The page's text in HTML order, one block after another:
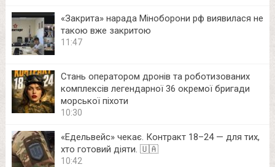
«Закрита» нарада Міноборони рф виявилася не
такою вже закритою
11:47
Стань оператором дронів та роботизованих
комплексів легендарної 36 окремої бригади
морської піхоти
10:30
«Едельвейс» чекає. Контракт 18–24 — для тих,
хто готовий діяти. 🇺🇦
10:42